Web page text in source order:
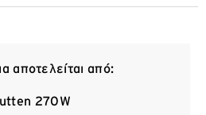
'Εργα
αποτελείται από:
270W